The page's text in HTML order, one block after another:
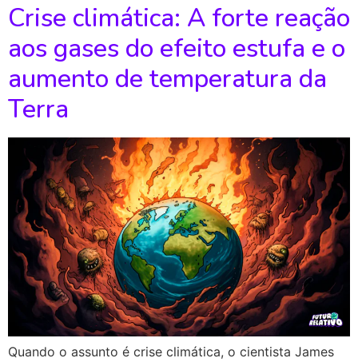
Crise climática: A forte reação
aos gases do efeito estufa e o
aumento de temperatura da
Terra
Quando o assunto é crise climática, o cientista James